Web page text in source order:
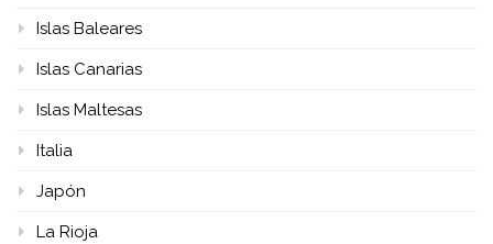
Islas Baleares
Islas Canarias
Islas Maltesas
Italia
Japón
La Rioja